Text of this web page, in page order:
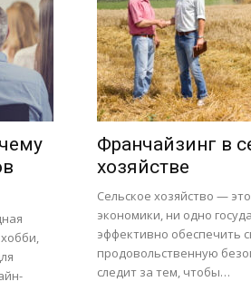
Франчайзинг в
хозяйстве
Сельское хозяйство —
экономики, ни одно
эффективно обеспечить
продовольственную
следит за тем, чтобы…